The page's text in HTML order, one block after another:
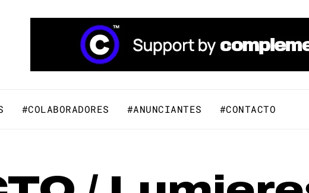
#COLABORADORES #ANUNCIANTES #CONTACTO